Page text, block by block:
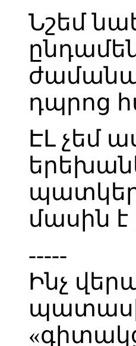
Նշեմ
դպրոց
ԷԼ չեմ
մասին
-----
Ինչ